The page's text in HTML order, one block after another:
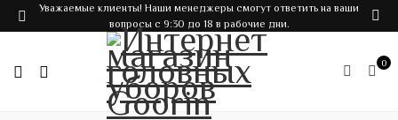
Уважаемые клиенты! Наши менеджеры смогут ответить на ваши
вопросы с 9:30 до 18 в рабочие дни.
0